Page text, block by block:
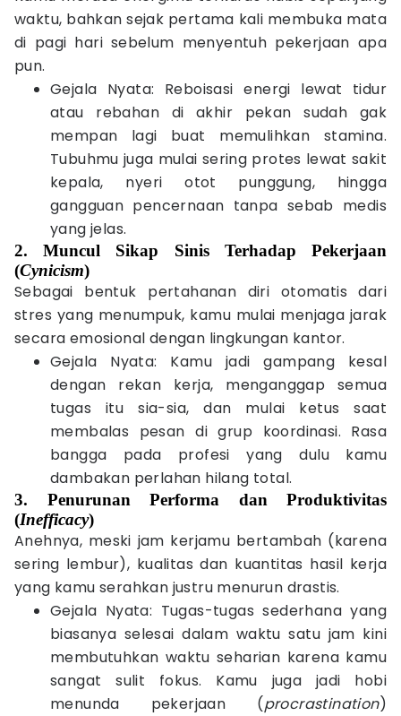
waktu, bahkan sejak pertama kali membuka mata
di pagi hari sebelum menyentuh pekerjaan apa
pun.
Gejala Nyata: Reboisasi energi lewat tidur
atau rebahan di akhir pekan sudah gak
mempan lagi buat memulihkan stamina.
Tubuhmu juga mulai sering protes lewat sakit
kepala, nyeri otot punggung, hingga
gangguan pencernaan tanpa sebab medis
yang jelas.
2. Muncul Sikap Sinis Terhadap Pekerjaan
(Cynicism)
Sebagai bentuk pertahanan diri otomatis dari
stres yang menumpuk, kamu mulai menjaga jarak
secara emosional dengan lingkungan kantor.
Gejala Nyata: Kamu jadi gampang kesal
dengan rekan kerja, menganggap semua
tugas itu sia-sia, dan mulai ketus saat
membalas pesan di grup koordinasi. Rasa
bangga pada profesi yang dulu kamu
dambakan perlahan hilang total.
3. Penurunan Performa dan Produktivitas
(Inefficacy)
Anehnya, meski jam kerjamu bertambah (karena
sering lembur), kualitas dan kuantitas hasil kerja
yang kamu serahkan justru menurun drastis.
Gejala Nyata: Tugas-tugas sederhana yang
biasanya selesai dalam waktu satu jam kini
membutuhkan waktu seharian karena kamu
sangat sulit fokus. Kamu juga jadi hobi
menunda pekerjaan (procrastination)